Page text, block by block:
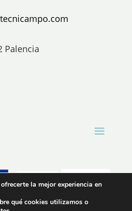
Palencia
la mejor experiencia en
qué cookies utilizamos o